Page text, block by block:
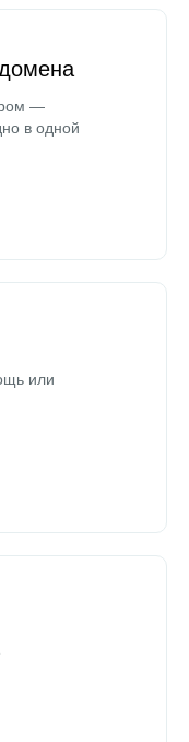
—
в одной
или